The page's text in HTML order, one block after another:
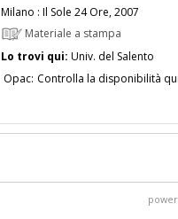
Milano : Il Sole 24 Ore, 2007
Materiale a stampa
Lo trovi qui: Univ. del Salento
Opac: Controlla la disponibilità